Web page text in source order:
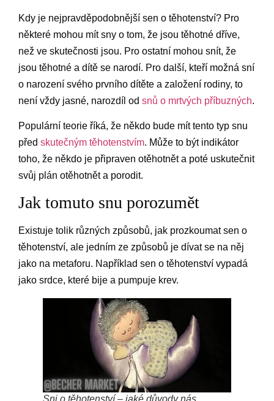
Kdy je nejpravděpodobnější sen o těhotenství? Pro
některé mohou mít sny o tom, že jsou těhotné dříve,
než ve skutečnosti jsou. Pro ostatní mohou snít, že
jsou těhotné a dítě se narodí. Pro další, kteří možná sní
o narození svého prvního dítěte a založení rodiny, to
není vždy jasné, narozdíl od snů o mrtvých příbuzných.
Populární teorie říká, že někdo bude mít tento typ snu
před skutečným těhotenstvím. Může to být indikátor
toho, že někdo je připraven otěhotnět a poté uskutečnit
svůj plán otěhotnět a porodit.
Jak tomuto snu porozumět
Existuje tolik různých způsobů, jak prozkoumat sen o
těhotenství, ale jedním ze způsobů je dívat se na něj
jako na metaforu. Například sen o těhotenství vypadá
jako srdce, které bije a pumpuje krev.